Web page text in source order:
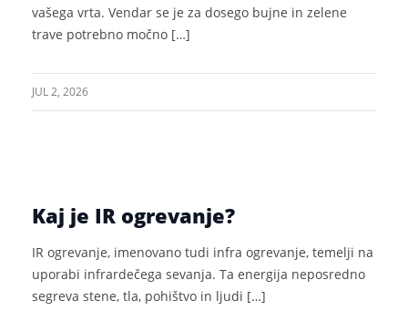
vašega vrta. Vendar se je za dosego bujne in zelene
trave potrebno močno […]
JUL 2, 2026
Kaj je IR ogrevanje?
IR ogrevanje, imenovano tudi infra ogrevanje, temelji na
uporabi infrardečega sevanja. Ta energija neposredno
segreva stene, tla, pohištvo in ljudi […]